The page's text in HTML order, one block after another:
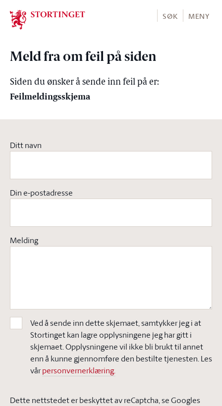
Stortinget.no
SØK MENY
Meld fra om feil på siden
Siden du ønsker å sende inn feil på er:
Feilmeldingsskjema
Ditt navn
Din e-postadresse
Melding
Ved å sende inn dette skjemaet, samtykker jeg i at
Stortinget kan lagre opplysningene jeg har gitt i
skjemaet. Opplysningene vil ikke bli brukt til annet
enn å kunne gjennomføre den bestilte tjenesten. Les
vårpersonvernerklæring.
Dette nettstedet er beskyttet av reCaptcha, se Googles